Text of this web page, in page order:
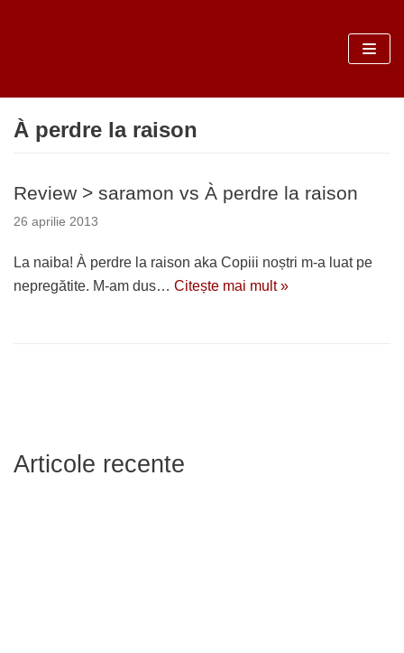
conținut
À perdre la raison
Review > saramon vs À perdre la raison
26 aprilie 2013
La naiba! À perdre la raison aka Copiii noștri m-a luat pe
nepregătite. M-am dus… Citește mai mult »
Articole recente